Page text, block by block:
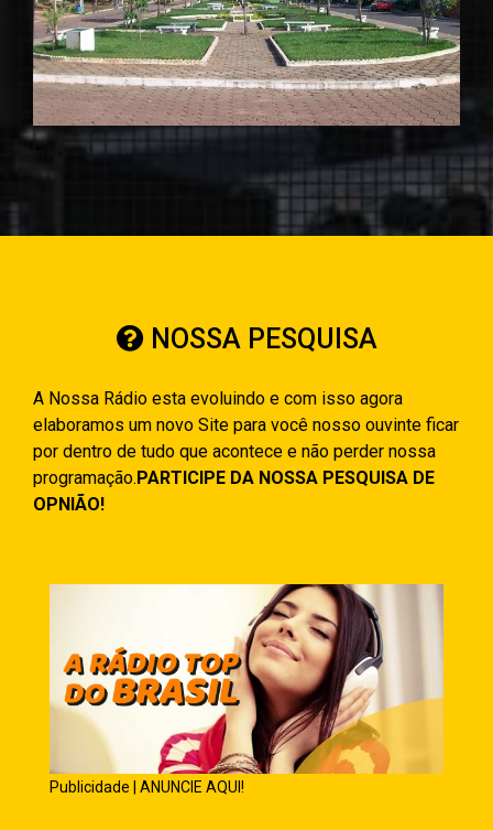
NOSSA PESQUISA
A Nossa Rádio esta evoluindo e com isso agora
elaboramos um novo Site para você nosso ouvinte ficar
por dentro de tudo que acontece e não perder nossa
programação.PARTICIPE DA NOSSA PESQUISA DE
OPNIÃO!
Publicidade | ANUNCIE AQUI!